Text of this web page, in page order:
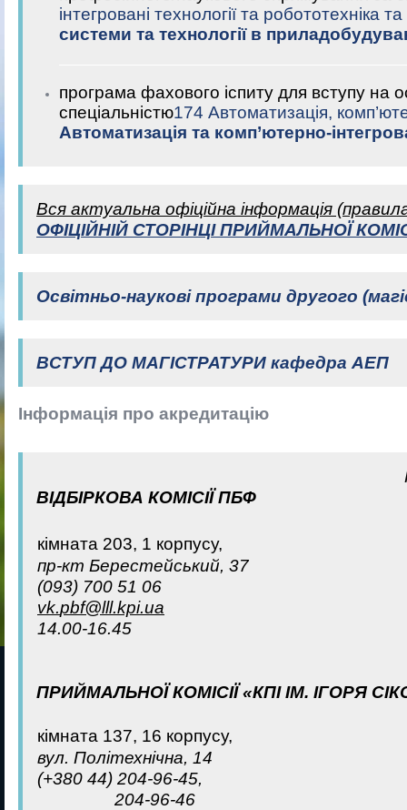
інтегровані технології та робототехніка
системи та технології в
програма фахового іспиту для вступу на
спеціальністю174 Автоматизація,
Автоматизація та комп’ютерно-
Вся актуальна офіційна інформація
ОФІЦІЙНІЙ СТОРІНЦІ ПРИЙМАЛЬНОЇ
Освітньо-наукові програми другого
ВСТУП ДО МАГІСТРАТУРИ кафедра АЕП
Інформація про акредитацію
ВІДБІРКОВА КОМІСІЇ ПБФ
кiмната 203, 1 корпусу,
пр-кт Берестейський, 37
(093) 700 51 06
vk.pbf@lll.kpi.ua
14.00-16.45
ПРИЙМАЛЬНОЇ КОМІСІЇ «КПІ ІМ. ІГОРЯ
кiмната 137, 16 корпусу,
вул. Політехнічна, 14
(+380 44) 204-96-45,
204-96-46